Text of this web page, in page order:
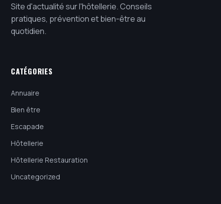
Site d'actualité sur l'hôtellerie. Conseils
pratiques, prévention et bien-être au
quotidien.
CATÉGORIES
Annuaire
Bien être
Escapade
Hôtellerie
Hôtellerie Restauration
Uncategorized